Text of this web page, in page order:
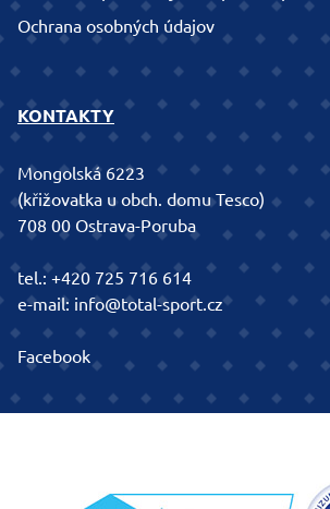
Ochrana osobných údajov
KONTAKTY
Mongolská 6223
(křižovatka u obch. domu Tesco)
708 00 Ostrava-Poruba
tel.:+420 725 716 614
e-mail: info@total-sport.cz
Facebook